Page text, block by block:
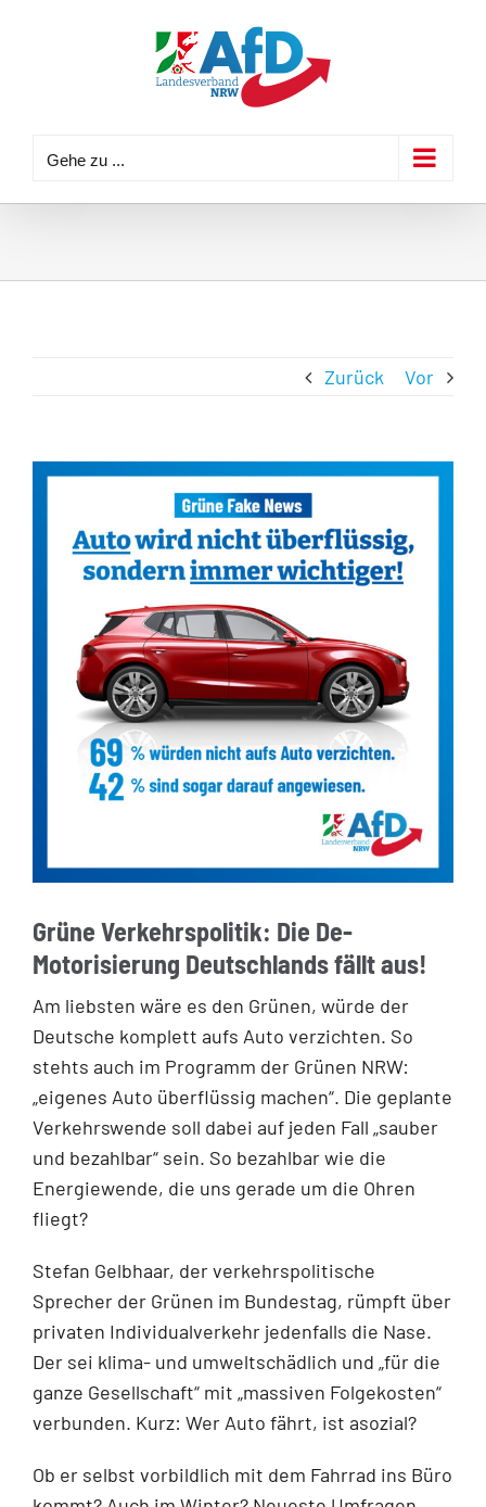
Gehe zu ...
Zurück Vor
Grüne Verkehrspolitik: Die De-
Motorisierung Deutschlands fällt aus!
Am liebsten wäre es den Grünen, würde der
Deutsche komplett aufs Auto verzichten. So
stehts auch im Programm der Grünen NRW:
„eigenes Auto überflüssig machen“. Die geplante
Verkehrswende soll dabei auf jeden Fall „sauber
und bezahlbar“ sein. So bezahlbar wie die
Energiewende, die uns gerade um die Ohren
fliegt?
Stefan Gelbhaar, der verkehrspolitische
Sprecher der Grünen im Bundestag, rümpft über
privaten Individualverkehr jedenfalls die Nase.
Der sei klima- und umweltschädlich und „für die
ganze Gesellschaft“ mit „massiven Folgekosten“
verbunden. Kurz: Wer Auto fährt, ist asozial?
Ob er selbst vorbildlich mit dem Fahrrad ins Büro